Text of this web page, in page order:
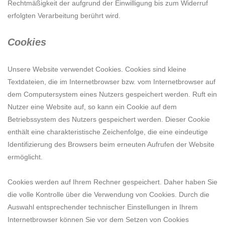
Rechtmäßigkeit der aufgrund der Einwilligung bis zum Widerruf
erfolgten Verarbeitung berührt wird.
Cookies
Unsere Website verwendet Cookies. Cookies sind kleine
Textdateien, die im Internetbrowser bzw. vom Internetbrowser auf
dem Computersystem eines Nutzers gespeichert werden. Ruft ein
Nutzer eine Website auf, so kann ein Cookie auf dem
Betriebssystem des Nutzers gespeichert werden. Dieser Cookie
enthält eine charakteristische Zeichenfolge, die eine eindeutige
Identifizierung des Browsers beim erneuten Aufrufen der Website
ermöglicht.
Cookies werden auf Ihrem Rechner gespeichert. Daher haben Sie
die volle Kontrolle über die Verwendung von Cookies. Durch die
Auswahl entsprechender technischer Einstellungen in Ihrem
Internetbrowser können Sie vor dem Setzen von Cookies